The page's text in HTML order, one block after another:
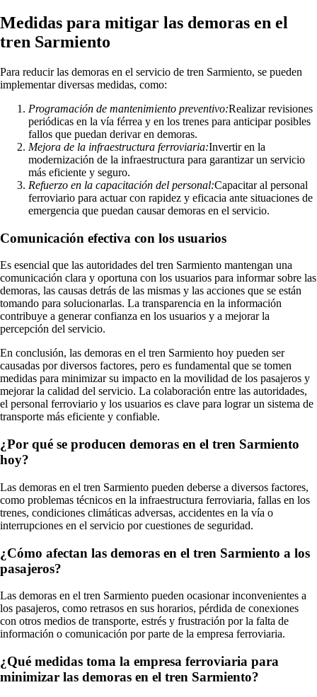
Medidas para mitigar las demoras en el
tren Sarmiento
Para reducir las demoras en el servicio de tren Sarmiento, se pueden
implementar diversas medidas, como:
Programación de mantenimiento preventivo:Realizar revisiones
periódicas en la vía férrea y en los trenes para anticipar posibles
fallos que puedan derivar en demoras.
Mejora de la infraestructura ferroviaria:Invertir en la
modernización de la infraestructura para garantizar un servicio
más eficiente y seguro.
Refuerzo en la capacitación del personal:Capacitar al personal
ferroviario para actuar con rapidez y eficacia ante situaciones de
emergencia que puedan causar demoras en el servicio.
Comunicación efectiva con los usuarios
Es esencial que las autoridades del tren Sarmiento mantengan una
comunicación clara y oportuna con los usuarios para informar sobre las
demoras, las causas detrás de las mismas y las acciones que se están
tomando para solucionarlas. La transparencia en la información
contribuye a generar confianza en los usuarios y a mejorar la
percepción del servicio.
En conclusión, las demoras en el tren Sarmiento hoy pueden ser
causadas por diversos factores, pero es fundamental que se tomen
medidas para minimizar su impacto en la movilidad de los pasajeros y
mejorar la calidad del servicio. La colaboración entre las autoridades,
el personal ferroviario y los usuarios es clave para lograr un sistema de
transporte más eficiente y confiable.
¿Por qué se producen demoras en el tren Sarmiento
hoy?
Las demoras en el tren Sarmiento pueden deberse a diversos factores,
como problemas técnicos en la infraestructura ferroviaria, fallas en los
trenes, condiciones climáticas adversas, accidentes en la vía o
interrupciones en el servicio por cuestiones de seguridad.
¿Cómo afectan las demoras en el tren Sarmiento a los
pasajeros?
Las demoras en el tren Sarmiento pueden ocasionar inconvenientes a
los pasajeros, como retrasos en sus horarios, pérdida de conexiones
con otros medios de transporte, estrés y frustración por la falta de
información o comunicación por parte de la empresa ferroviaria.
¿Qué medidas toma la empresa ferroviaria para
minimizar las demoras en el tren Sarmiento?